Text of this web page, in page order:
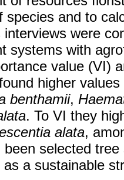
species and to
were
systems with
value (VI)
higher
benthamii,
. To VI they
alata,
been selected
a sustainable